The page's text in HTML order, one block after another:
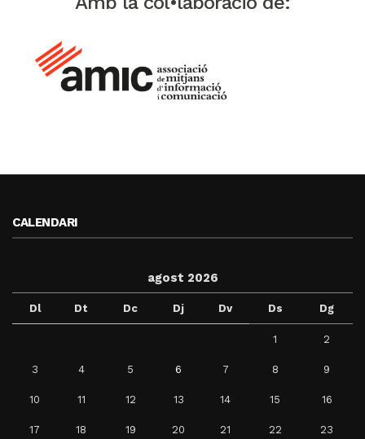
CALENDARI
agost 2026
Dl Dt Dc Dj Dv Ds Dg
1 2
3 4 5 6 7 8 9
10 11 12 13 14 15 16
17 18 19 20 21 22 23